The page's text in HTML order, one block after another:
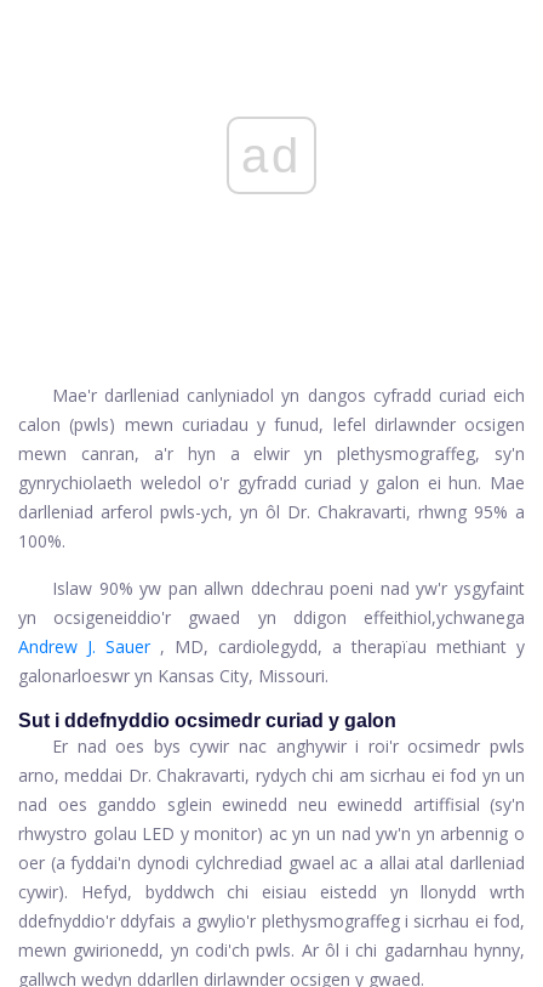
ad
Mae'r darlleniad canlyniadol yn dangos cyfradd curiad eich
calon (pwls) mewn curiadau y funud, lefel dirlawnder ocsigen
mewn canran, a'r hyn a elwir yn plethysmograffeg, sy'n
gynrychiolaeth weledol o'r gyfradd curiad y galon ei hun. Mae
darlleniad arferol pwls-ych, yn ôl Dr. Chakravarti, rhwng 95% a
100%.
Islaw 90% yw pan allwn ddechrau poeni nad yw'r ysgyfaint
yn ocsigeneiddio'r gwaed yn ddigon effeithiol,ychwanega
Andrew J. Sauer , MD, cardiolegydd, a therapïau methiant y
galonarloeswr yn Kansas City, Missouri.
Sut i ddefnyddio ocsimedr curiad y galon
Er nad oes bys cywir nac anghywir i roi'r ocsimedr pwls
arno, meddai Dr. Chakravarti, rydych chi am sicrhau ei fod yn un
nad oes ganddo sglein ewinedd neu ewinedd artiffisial (sy'n
rhwystro golau LED y monitor) ac yn un nad yw'n yn arbennig o
oer (a fyddai'n dynodi cylchrediad gwael ac a allai atal darlleniad
cywir). Hefyd, byddwch chi eisiau eistedd yn llonydd wrth
ddefnyddio'r ddyfais a gwylio'r plethysmograffeg i sicrhau ei fod,
mewn gwirionedd, yn codi'ch pwls. Ar ôl i chi gadarnhau hynny,
gallwch wedyn ddarllen dirlawnder ocsigen y gwaed.